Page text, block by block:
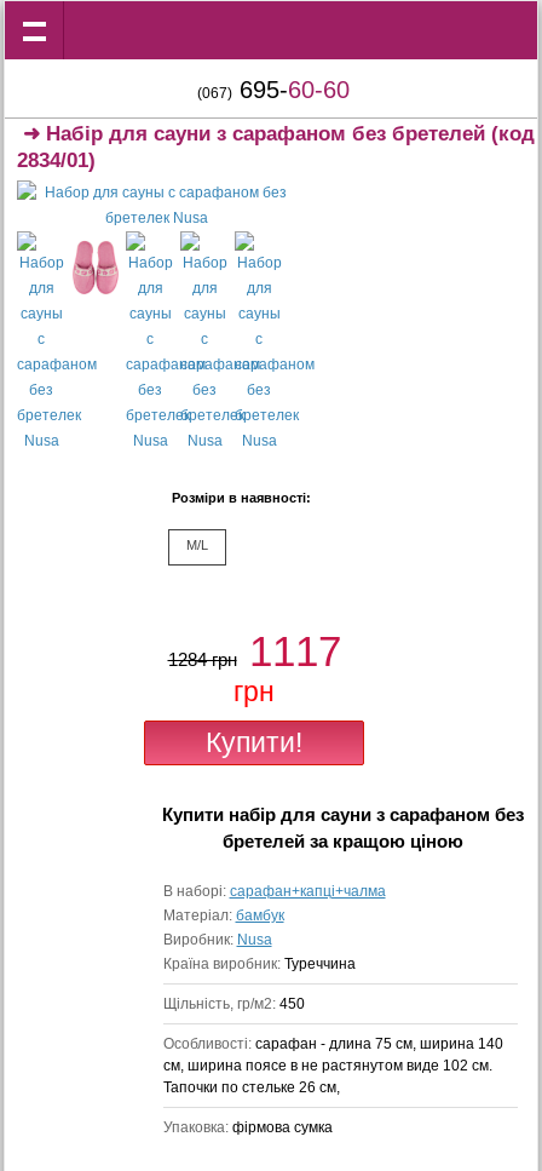
(067) 695-60-60
➜ Набір для сауни з сарафаном без бретелей (код
2834/01)
Розміри в наявності:
M/L
1284 грн 1117
грн
Купити набір для сауни з сарафаном без
бретелей за кращою ціною
В наборі: сарафан+капці+чалма
Матеріал: бамбук
Виробник: Nusa
Країна виробник: Туреччина
Щільність, гр/м2: 450
Особливості: сарафан - длина 75 см, ширина 140
см, ширина поясе в не растянутом виде 102 см.
Тапочки по стельке 26 см,
Упаковка: фірмова сумка